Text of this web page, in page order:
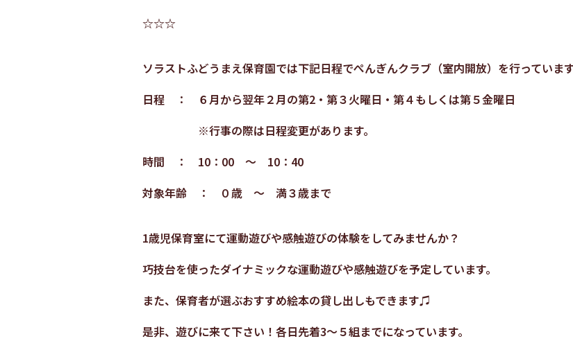
☆☆☆
ソラストふどうまえ保育園では下記日程でぺんぎんクラブ（室内開放）を行っていま
日程 ： ６月から翌年２月の第2・第３火曜日・第４もしくは第５金曜日
※行事の際は日程変更があります。
時間 ： 10：00 ～ 10：40
対象年齢 ： ０歳 ～ 満３歳まで
1歳児保育室にて運動遊びや感触遊びの体験をしてみませんか？
巧技台を使ったダイナミックな運動遊びや感触遊びを予定しています。
また、保育者が選ぶおすすめ絵本の貸し出しもできます♫
是非、遊びに来て下さい！各日先着3～５組までになっています。